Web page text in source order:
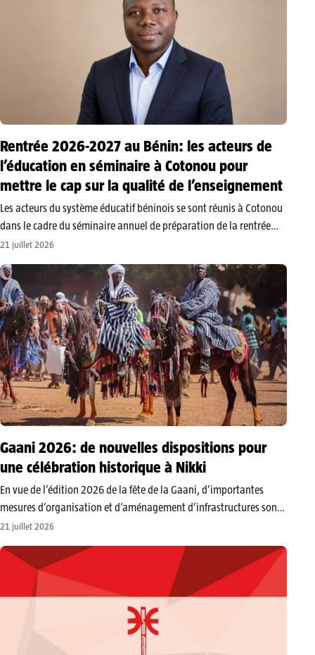
Rentrée 2026-2027 au Bénin: les acteurs de
l’éducation en séminaire à Cotonou pour
mettre le cap sur la qualité de l’enseignement
​Les acteurs du système éducatif béninois se sont réunis à Cotonou
dans le cadre du séminaire annuel de préparation de la rentrée
scolaire et universitaire 2026-2027. Les travaux ont été ouverts le
21 juillet 2026
Gaani 2026: de nouvelles dispositions pour
une célébration historique à Nikki
En vue de l’édition 2026 de la fête de la Gaani, d’importantes
mesures d’organisation et d’aménagement d’infrastructures sont
déployées afin d’offrir une célébration d’une envergure inédite. ​La
célébrations rituelles. Les…
21 juillet 2026